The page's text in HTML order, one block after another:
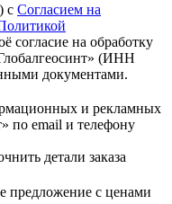
с Согласием на
согласие на обработку
(ИНН
документами.
и рекламных
по email и телефону
детали заказа
предложение с ценами